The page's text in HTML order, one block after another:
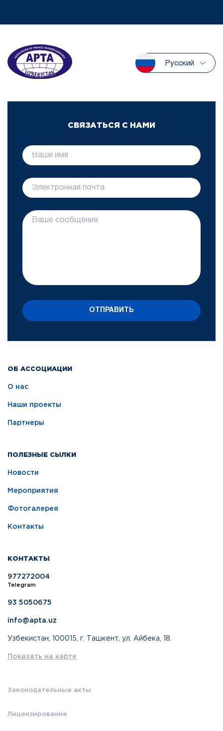
Русский
ОБ АССОЦИАЦИИ
О нас
Наши проекты
Партнеры
ПОЛЕЗНЫЕ СЫЛКИ
Новости
Мероприятия
Фотогалерея
Контакты
КОНТАКТЫ
977272004
Telegram
93 5050675
info@apta.uz
Узбекистан, 100015, г. Ташкент, ул. Айбека, 18.
Показать на карте
Законодательные акты
Лицензирование
СВЯЗАТЬСЯ С НАМИ
ОТПРАВИТЬ